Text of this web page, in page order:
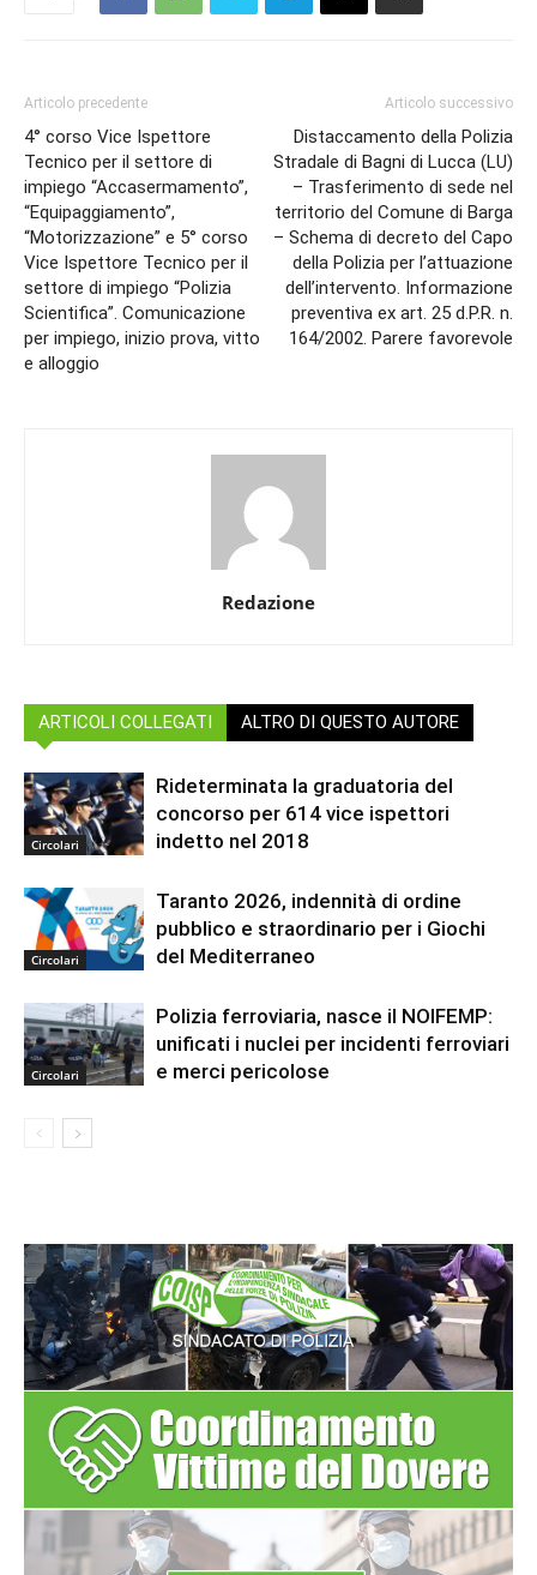
Articolo precedente
4° corso Vice Ispettore
Tecnico per il settore di
impiego “Accasermamento”,
“Equipaggiamento”,
“Motorizzazione” e 5° corso
Vice Ispettore Tecnico per il
settore di impiego “Polizia
Scientifica”. Comunicazione
per impiego, inizio prova, vitto
e alloggio
Articolo successivo
Distaccamento della Polizia
Stradale di Bagni di Lucca (LU)
– Trasferimento di sede nel
territorio del Comune di Barga
– Schema di decreto del Capo
della Polizia per l’attuazione
dell’intervento. Informazione
preventiva ex art. 25 d.P.R. n.
164/2002. Parere favorevole
Redazione
ARTICOLI COLLEGATI ALTRO DI QUESTO AUTORE
Circolari
Rideterminata la graduatoria del
concorso per 614 vice ispettori
indetto nel 2018
Circolari
Taranto 2026, indennità di ordine
pubblico e straordinario per i Giochi
del Mediterraneo
Circolari
Polizia ferroviaria, nasce il NOIFEMP:
unificati i nuclei per incidenti ferroviari
e merci pericolose